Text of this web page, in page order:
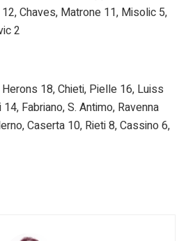
Chaves, Matrone 11, Misolic 5,
2
18, Chieti, Pielle 16, Luiss
Fabriano, S. Antimo, Ravenna
Caserta 10, Rieti 8, Cassino 6,